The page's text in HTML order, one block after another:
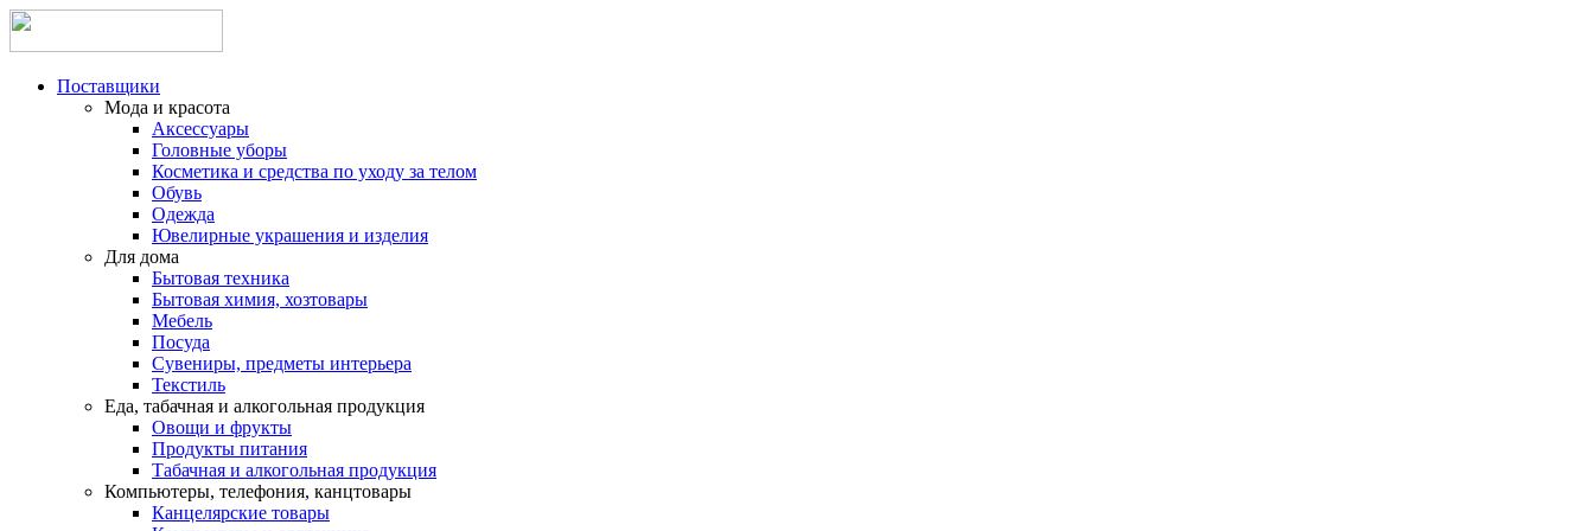
Поставщики
Мода и красота
Аксессуары
Головные уборы
Косметика и средства по уходу за телом
Обувь
Одежда
Ювелирные украшения и изделия
Для дома
Бытовая техника
Бытовая химия, хозтовары
Мебель
Посуда
Сувениры, предметы интерьера
Текстиль
Еда, табачная и алкогольная продукция
Овощи и фрукты
Продукты питания
Табачная и алкогольная продукция
Компьютеры, телефония, канцтовары
Канцелярские товары